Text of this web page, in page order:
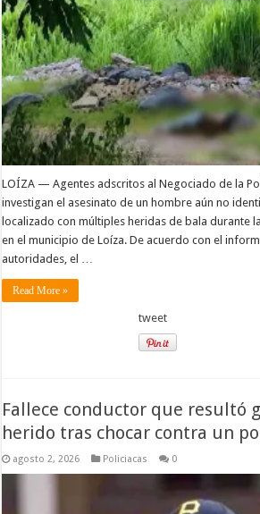
LOÍZA — Agentes adscritos al Negociado de la
investigan el asesinato de un hombre aún no
localizado con múltiples heridas de bala durante
en el municipio de Loíza. De acuerdo con el
autoridades, el …
Read More »
tweet
Fallece conductor que resultó
herido tras chocar contra un
agosto 2, 2026 Policiacas 0